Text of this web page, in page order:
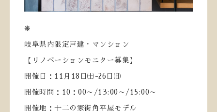
❋
岐阜県内限定戸建・マンション
【リノベーションモニター募集】
開催日： 11 月 18 日㈯ -26 日㈰
開催時間： 10 ： 00 ～ /13:00 ～ /15:00 ～
開催地：十二の家街角平屋モデル